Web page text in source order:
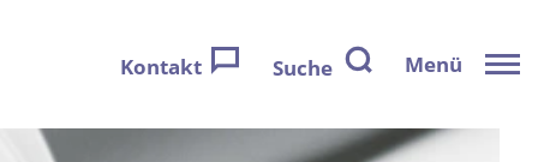
Kontakt Suche Menü